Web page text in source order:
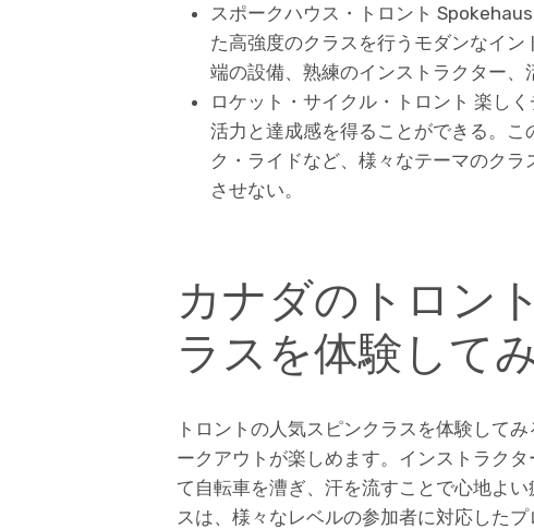
スポークハウス・トロント
た高強度のクラスを行うモダンなイ
端の設備、熟練のインストラクター、
ロケット・サイクル・トロント 楽し
活力と達成感を得ることができる。
ク・ライドなど、様々なテーマのク
させない。
カナダのトロン
ラスを体験して
トロントの人気スピンクラスを体験して
ークアウトが楽しめます。インストラク
て自転車を漕ぎ、汗を流すことで心地よ
スは、様々なレベルの参加者に対応した